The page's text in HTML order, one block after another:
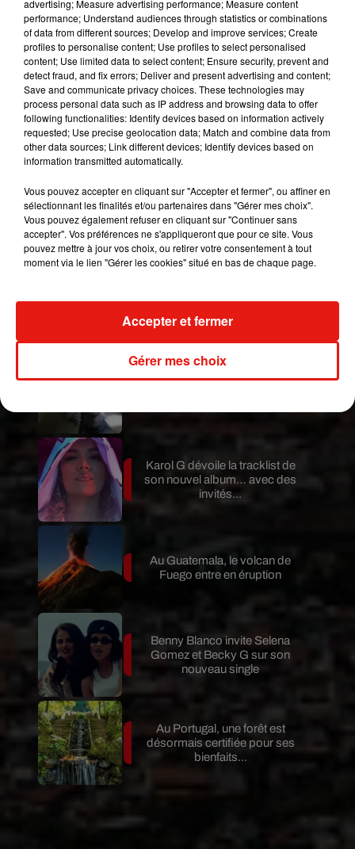
Publié : 2 avril 2021 à 7h00 par Jérome Pasanau
Dimas Covas.Le variant sud-africain est
considéré comme plus contagieux que le virus
d'origine.
Les vaccins Pfizer, Moderna et
AstraZeneca se sont avérés moins efficaces
contre cette mutation. La découverte de
nouvellemutation du virus, le variant deSao
Paulo,arrivealors que le Brésil clôt son pire mois
de la pandémie à ce jour. Le paysa enregistré 57
606 décès liés au coronavirus du 1er au 30 mars,
juillet 2020.
Mundo Latino
Le fourmilier géant fait son retour
Karol G dévoile la tracklist de
son nouvel album… avec des
invités...
Au Guatemala, le volcan de
Fuego entre en éruption
Benny Blanco invite Selena
Gomez et Becky G sur son
nouveau single
Au Portugal, une forêt est
désormais certifiée pour ses
bienfaits...
advertising; Measure advertising performance; Measure content
performance; Understand audiences through statistics or combinations
of data from different sources; Develop and improve services; Create
profiles to personalise content; Use profiles to select personalised
content; Use limited data to select content; Ensure security, prevent and
detect fraud, and fix errors; Deliver and present advertising and content;
Save and communicate privacy choices. These technologies may
process personal data such as IP address and browsing data to offer
following functionalities: Identify devices based on information actively
requested; Use precise geolocation data; Match and combine data from
other data sources; Link different devices; Identify devices based on
information transmitted automatically.
Vous pouvez accepter en cliquant sur "Accepter et fermer", ou affiner en
sélectionnant les finalités et/ou partenaires dans "Gérer mes choix".
Vous pouvez également refuser en cliquant sur "Continuer sans
accepter". Vos préférences ne s'appliqueront que pour ce site. Vous
pouvez mettre à jour vos choix, ou retirer votre consentement à tout
moment via le lien "Gérer les cookies" situé en bas de chaque page.
Gérer mes choix
Accepter et fermer